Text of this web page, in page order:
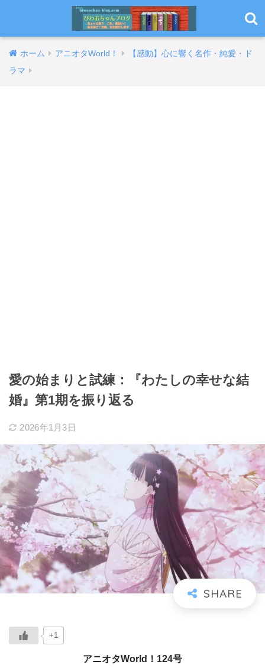
ホーム アニオタWorld！
【感動】心に響く名作・純愛・ド
ラマ
愛の始まりと試練：『わたしの幸せな結
婚』第1期を振り返る
2026年1月3日
+1
アニオタWorld！124号